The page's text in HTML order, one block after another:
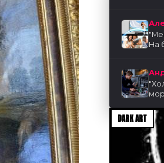
"
На
"
DARK ART